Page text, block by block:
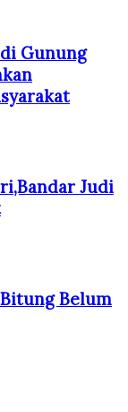
Gunung
Judi
Bitung Belum